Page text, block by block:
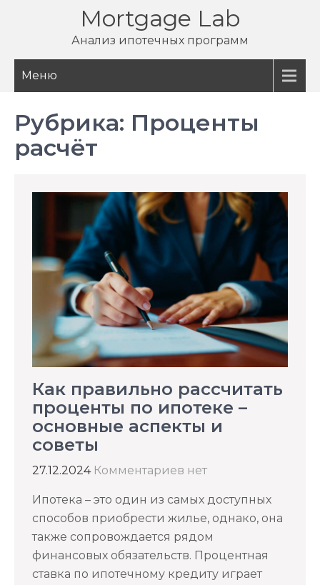
содержимому
Mortgage Lab
Анализ ипотечных программ
Меню
Рубрика: Проценты
расчёт
Как правильно рассчитать
проценты по ипотеке –
основные аспекты и
советы
27.12.2024 Комментариев нет
Ипотека – это один из самых доступных
способов приобрести жилье, однако, она
также сопровождается рядом
финансовых обязательств. Процентная
ставка по ипотечному кредиту играет